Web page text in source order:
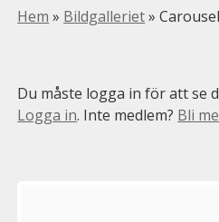
Hem » Bildgalleriet»Carousel
Du måste logga in för att se
Logga in. Inte medlem? Bli